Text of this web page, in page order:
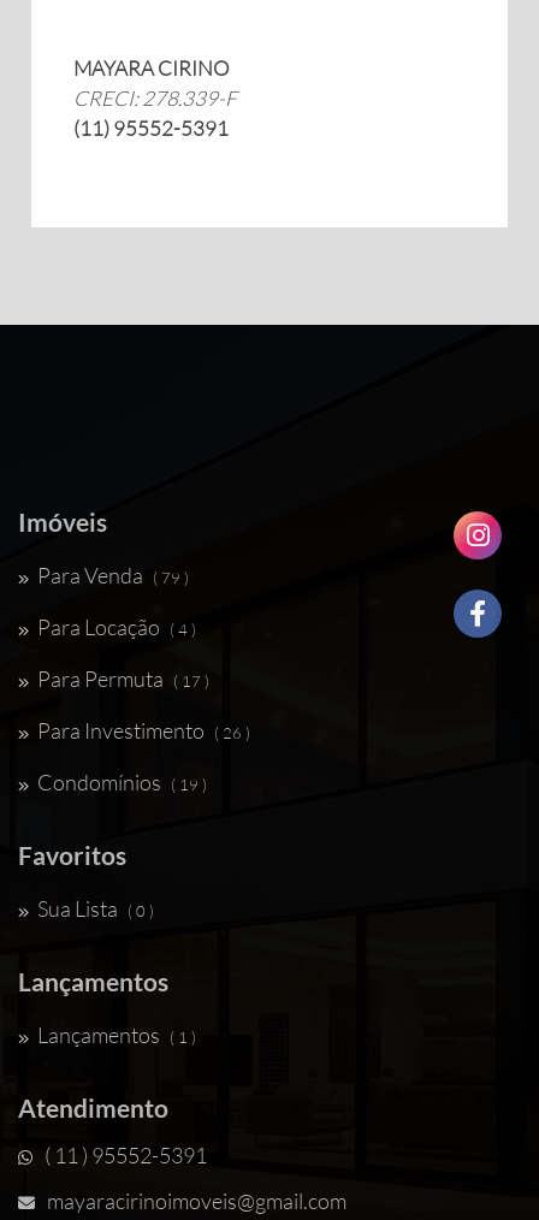
MAYARA CIRINO
CRECI: 278.339-F
(11) 95552-5391
Imóveis
Para Venda ( 79 )
Para Locação ( 4 )
Para Permuta ( 17 )
Para Investimento ( 26 )
Condomínios ( 19 )
Favoritos
Sua Lista ( 0 )
Lançamentos
Lançamentos ( 1 )
Atendimento
( 11 ) 95552-5391
mayaracirinoimoveis@gmail.com